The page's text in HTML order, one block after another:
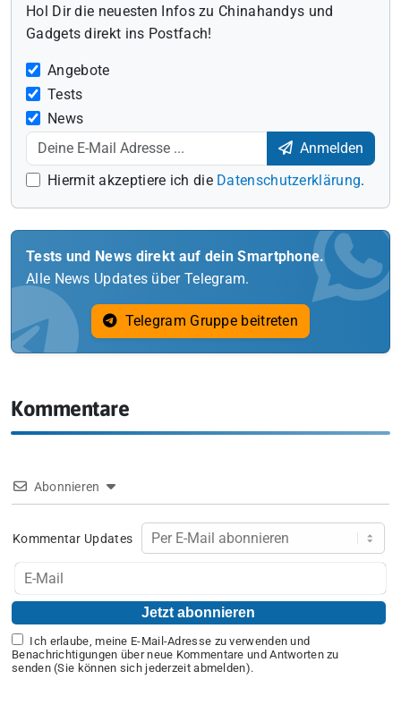
Hol Dir die neuesten Infos zu Chinahandys und
Gadgets direkt ins Postfach!
Angebote
Tests
News
Anmelden
Hiermit akzeptiere ich die Datenschutzerklärung.
Tests und News direkt auf dein Smartphone.
Alle News Updates über Telegram.
Telegram Gruppe beitreten
Kommentare
Abonnieren
Kommentar Updates
Ich erlaube, meine E-Mail-Adresse zu verwenden und
Benachrichtigungen über neue Kommentare und Antworten zu
senden (Sie können sich jederzeit abmelden).